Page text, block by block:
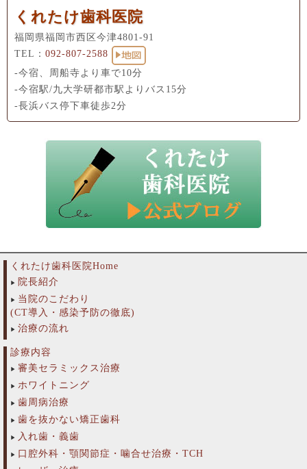
くれたけ歯科医院
福岡県福岡市西区今津4801-91
TEL： 092-807-2588
-今宿、周船寺より車で10分
-今宿駅/九大学研都市駅よりバス15分
-長浜バス停下車徒歩2分
くれたけ歯科医院Home
院長紹介
当院のこだわり
(CT導入・感染予防の徹底)
治療の流れ
診療内容
審美セラミックス治療
ホワイトニング
歯周病治療
歯を抜かない矯正歯科
入れ歯・義歯
口腔外科・顎関節症・噛合せ治療・TCH